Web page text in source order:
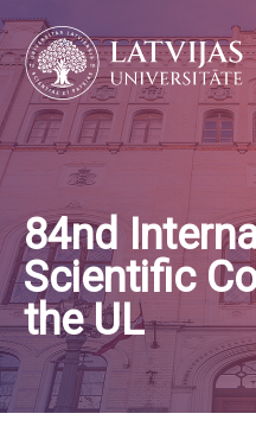
84nd
Scientific
the UL